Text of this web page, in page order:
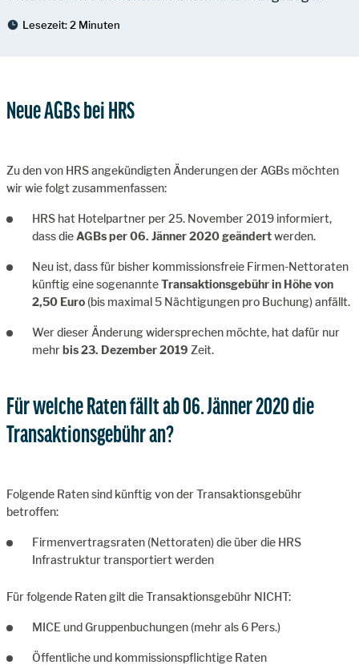
Lesezeit:2 Minuten
Neue AGBs bei HRS
Zu den von HRS angekündigten Änderungen der AGBs möchten
wir wie folgt zusammenfassen:
HRS hat Hotelpartner per 25. November 2019 informiert,
dass dieAGBs per 06. Jänner 2020 geändertwerden.
Neu ist, dass für bisher kommissionsfreie Firmen-Nettoraten
künftig eine sogenannteTransaktionsgebühr in Höhe von
2,50 Euro (bis maximal 5 Nächtigungen pro Buchung) anfällt.
Wer dieser Änderung widersprechen möchte, hat dafür nur
mehrbis 23. Dezember 2019 Zeit.
Für welche Raten fällt ab 06. Jänner 2020 die
Transaktionsgebühr an?
Folgende Raten sind künftig von der Transaktionsgebühr
betroffen:
Firmenvertragsraten (Nettoraten) die über die HRS
Infrastruktur transportiert werden
Für folgende Raten gilt die Transaktionsgebühr NICHT:
MICE und Gruppenbuchungen (mehr als 6 Pers.)
Öffentliche und kommissionspflichtige Raten